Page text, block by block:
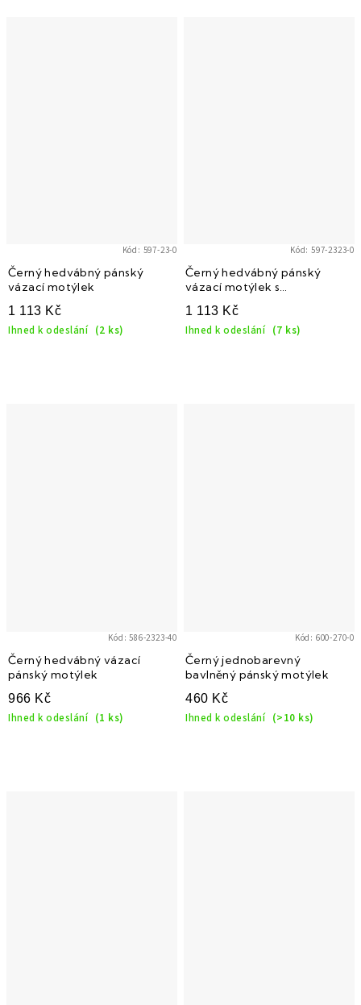
Černý hedvábný pánský
vázací motýlek
1 113 Kč
Ihned k odeslání (2 ks)
Kód: 597-23-0
Černý hedvábný pánský
vázací motýlek s
proužkovanou strukturou
1 113 Kč
Ihned k odeslání (7 ks)
Kód: 597-2323-0
Černý hedvábný vázací
pánský motýlek
966 Kč
Ihned k odeslání (1 ks)
Kód:586-2323-40
Černý jednobarevný
bavlněný pánský motýlek
460 Kč
Ihned k odeslání (>10 ks)
Kód: 600-270-0